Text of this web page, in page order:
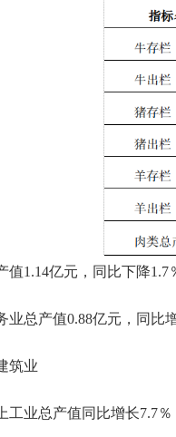
值1.14亿元，同比下降
业总产值0.88亿元，同比
筑业
工业总产值同比增长7.7